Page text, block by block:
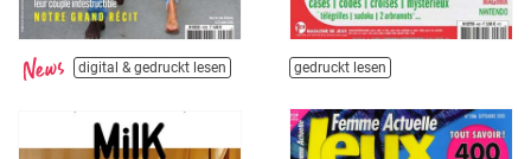
digital & gedruckt lesen gedruckt lesen